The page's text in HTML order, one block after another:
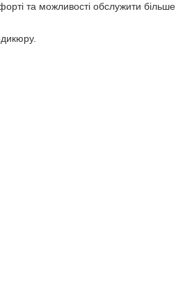
та можливості обслужити більше